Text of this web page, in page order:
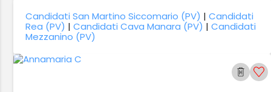
Candidati San Martino Siccomario (PV) |Candidati
Rea (PV) |Candidati Cava Manara (PV) |Candidati
Mezzanino (PV)